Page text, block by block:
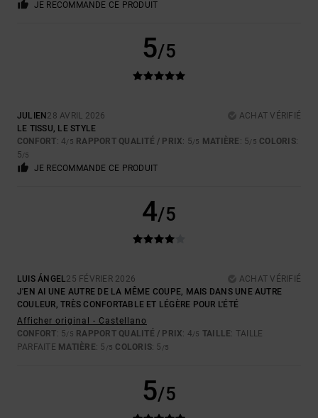
JE RECOMMANDE CE PRODUIT
5/5
JULIEN 28 AVRIL 2026
ACHAT VÉRIFIÉ
LE TISSU, LE STYLE
CONFORT: 4/5 RAPPORT QUALITÉ / PRIX: 5/5 MATIÈRE : 5/5 COLORIS:
5/5
JE RECOMMANDE CE PRODUIT
4/5
LUIS ÁNGEL25 FÉVRIER 2026
ACHAT VÉRIFIÉ
J'EN AI UNE AUTRE DE LA MÊME COUPE, MAIS DANS UNE AUTRE
COULEUR, TRÈS CONFORTABLE ET LÉGÈRE POUR L'ÉTÉ
Afficher original - Castellano
CONFORT: 5/5 RAPPORT QUALITÉ / PRIX: 4/5 TAILLE: TAILLE
PARFAITE MATIÈRE: 5 /5 COLORIS: 5 /5
5/5